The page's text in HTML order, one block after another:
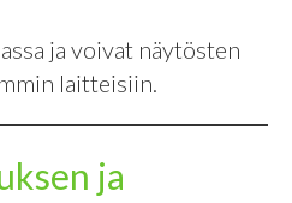
ja voivat näytösten
laitteisiin.
ja